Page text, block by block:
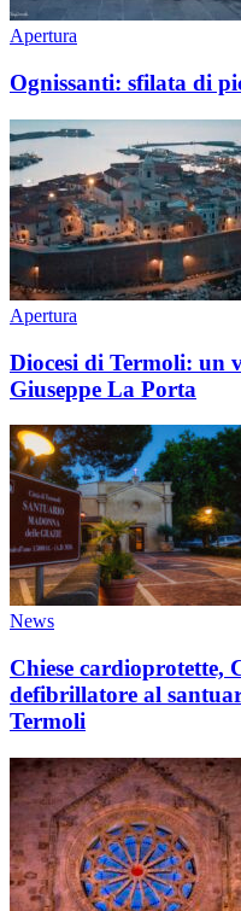
Apertura
Ognissanti: sfilata di
Apertura
Diocesi di Termoli: un
Giuseppe La Porta
News
Chiese cardioprotette,
defibrillatore al
Termoli